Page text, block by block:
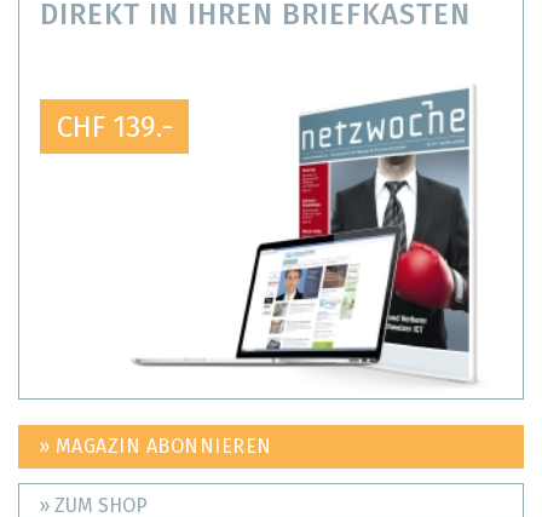
DIREKT IN IHREN BRIEFKASTEN
CHF 139.-
» MAGAZIN ABONNIEREN
» ZUM SHOP